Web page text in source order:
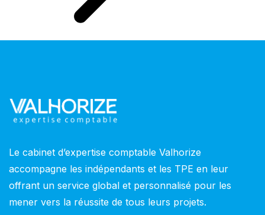
Le cabinet d’expertise comptable Valhorize
accompagne les indépendants et les TPE en leur
offrant un service global et personnalisé pour les
mener vers la réussite de tous leurs projets.